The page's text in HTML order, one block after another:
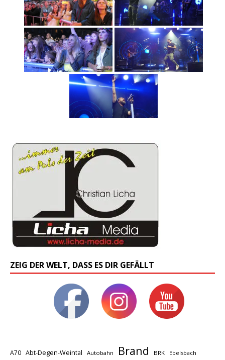
ZEIG DER WELT, DASS ES DIR GEFÄLLT
A70 Abt-Degen-Weintal Autobahn Brand BRK Ebelsbach